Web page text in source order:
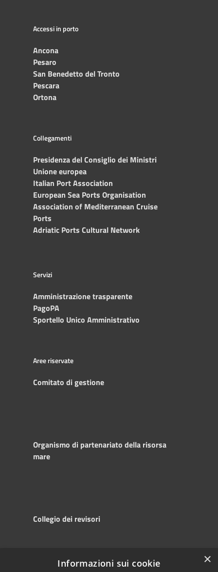
Accessi in porto
Ancona
Pesaro
San Benedetto del Tronto
Pescara
Ortona
Collegamenti
Presidenza del Consiglio dei Ministri
Unione europea
Italian Port Association
European Sea Ports Organisation
Association of Mediterranean Cruise
Ports
Adriatic Ports Cultural Network
Servizi
Amministrazione trasparente
PagoPA
Sportello Unico Amministrativo
Aree riservate
Comitato di gestione
Organismo di partenariato della risorsa
mare
Collegio dei revisori
Copyright © 2025
×
Informazioni sui cookie